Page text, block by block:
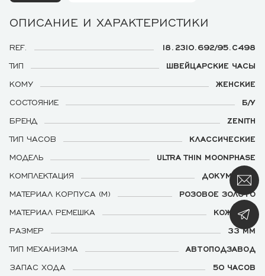
ОПИСАНИЕ И ХАРАКТЕРИСТИКИ
REF.
18.2310.692/95.C498
ТИП
ШВЕЙЦАРСКИЕ ЧАСЫ
КОМУ
ЖЕНСКИЕ
СОСТОЯНИЕ
Б/У
БРЕНД
ZENITH
ТИП ЧАСОВ
КЛАССИЧЕСКИЕ
МОДЕЛЬ
ULTRA THIN MOONPHASE
КОМПЛЕКТАЦИЯ
ДОКУМЕНТЫ
МАТЕРИАЛ КОРПУСА (М)
РОЗОВОЕ ЗОЛОТО
МАТЕРИАЛ РЕМЕШКА
КОЖАНЫЙ
РАЗМЕР
33 ММ
ТИП МЕХАНИЗМА
АВТОПОДЗАВОД
ЗАПАС ХОДА
50 ЧАСОВ